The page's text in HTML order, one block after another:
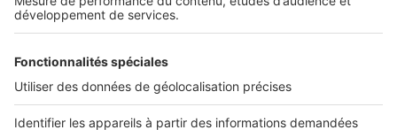
Tous nos services pro
Accès client